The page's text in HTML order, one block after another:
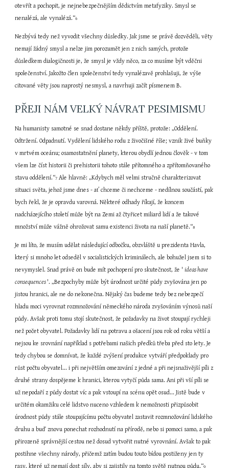
otevřít a pochopit, je nejnebezpečnějším dědictvím metafyziky. Smysl se
nenalézá, ale vynalézá.“6
Nezbývá tedy než vyvodit všechny důsledky. Jak jsme se právě dozvěděli, věty
nemají žádný smysl a nelze jim porozumět jen z nich samých, protože
důsledkem dialogičnosti je, že smysl je vždy něco, za co musíme být vděčni
společenství. Jakožto člen společenství tedy vynalézavě prohlašuji, že výše
citované věty jsou naprostý nesmysl, a navrhuji začít písmenem B.
PŘEJI NÁM VELKÝ NÁVRAT PESIMISMU
Na humanisty samotné se snad dostane někdy příště, protože: „Oddělení.
Odtržení. Odpadnutí. Vydělení lidského rodu z živočišné říše; vznik živé buňky
v mrtvém oceánu; osamostatnění planety, kterou obydlí jednou člověk - v tom
všem lze číst historii či prehistorii tohoto stále přítomného a zpřítomňovaného
stavu oddělení.“7 Ale hlavně: „Kdybych měl velmi stručně charakterizovat
situaci světa, jehož jsme dnes - ať chceme či nechceme - nedílnou součástí, pak
bych řekl, že je opravdu varovná. Některé odhady říkají, že koncem
nadcházejícího století může být na Zemi až čtyřicet miliard lidí a že takové
množství může vážně ohrožovat samu existenci života na naší planetě.“8
Je mi líto, že musím udělat následující odbočku, obzvláště u prezidenta Havla,
který si mnoho let odseděl v socialistických kriminálech, ale bohužel jsem si to
nevymyslel. Snad právě on bude mít pochopení pro skutečnost, že ' ideas have
consequences '. „Bezpochyby může být úrodnost určité půdy zvyšována jen po
jistou hranici, ale ne do nekonečna. Nějaký čas budeme tedy bez nebezpečí
hladu moci vyrovnat rozmnožování německého národa zvyšováním výnosů naší
půdy. Avšak proti tomu stojí skutečnost, že požadavky na život stoupají rychleji
než počet obyvatel. Požadavky lidí na potravu a ošacení jsou rok od roku větší a
nejsou ke srovnání například s potřebami našich předků třeba před sto lety. Je
tedy chybou se domnívat, že každé zvýšení produkce vytváří předpoklady pro
růst počtu obyvatel... i při největším omezování z jedné a při nejsnaživější píli z
druhé strany dospějeme k hranici, kterou vytyčí půda sama. Ani při vší píli se
už nepodaří z půdy dostat víc a pak vstoupí na scénu opět osud... Jistě bude v
určitém okamžiku celé lidstvo nuceno vzhledem k nemožnosti přizpůsobit
úrodnost půdy stále stoupajícímu počtu obyvatel zastavit rozmnožování lidského
druhu a buď znovu ponechat rozhodnutí na přírodě, nebo si pomoci samo, a pak
přirozeně správnější cestou než dosud vytvořit nutné vyrovnání. Avšak to pak
postihne všechny národy, přičemž zatím budou touto bídou postiženy jen ty
rasy, které už nemají dost síly, aby si zajistily na tomto světě nutnou půdu.“9